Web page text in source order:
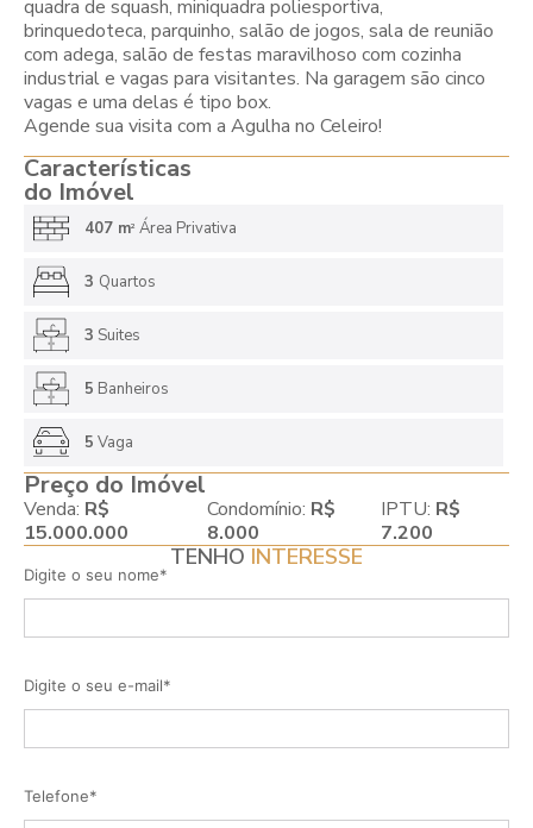
quadra de squash, miniquadra poliesportiva,
brinquedoteca, parquinho, salão de jogos, sala de reunião
com adega, salão de festas maravilhoso com cozinha
industrial e vagas para visitantes. Na garagem são cinco
vagas e uma delas é tipo box.
Agende sua visita com a Agulha no Celeiro!
Características
do Imóvel
407 m2 Área Privativa
3 Quartos
3 Suites
5 Banheiros
5 Vaga
Preço do Imóvel
Venda: R$
15.000.000
Condomínio: R$
8.000
IPTU: R$
7.200
TENHO INTERESSE
Digite o seu nome*
Digite o seu e-mail*
Telefone*